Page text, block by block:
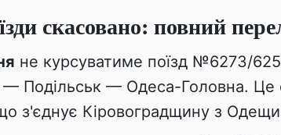
скасовано: повний
не курсуватиме поїзд №6273/
— Подільськ — Одеса-Головна. Це
з'єднує Кіровоградщину з